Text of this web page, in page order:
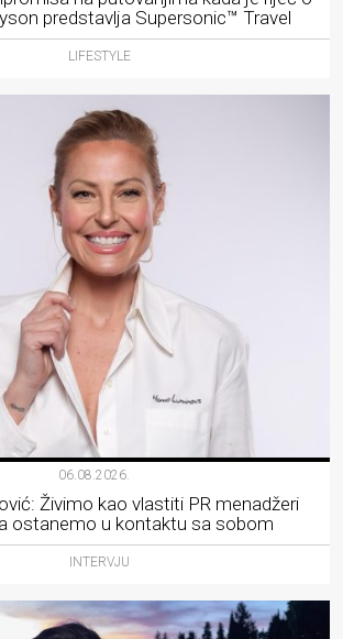
predstavlja Supersonic™ Travel
LIFESTYLE
06.08.2026.
Živimo kao vlastiti PR menadžeri
ostanemo u kontaktu sa sobom
INTERVJU